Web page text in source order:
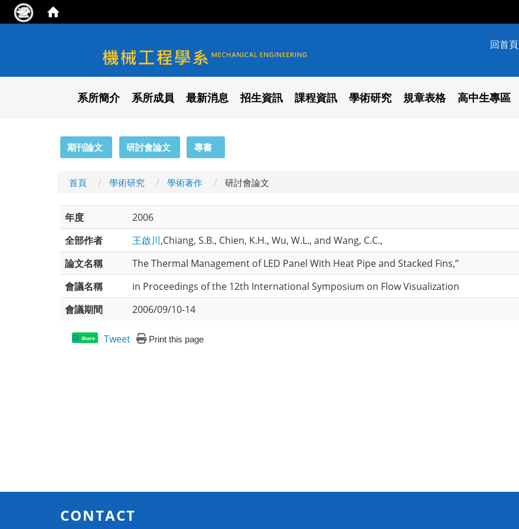
國立陽明交通大學 機械工程學系
回首頁
系所簡介 系所成員 最新消息 招生資訊 課程資訊 學術研究 規章表格 高中生專區
期刊論文 研討會論文 專書
首頁 學術研究 學術著作 研討會論文
年度
2006
全部作者
王啟川,Chiang, S.B., Chien, K.H., Wu, W.L., and Wang, C.C.,
論文名稱
The Thermal Management of LED Panel With Heat Pipe and Stacked Fins,”
會議名稱
in Proceedings of the 12th International Symposium on Flow Visualization
會議期間
2006/09/10-14
Share Tweet Print this page
CONTACT